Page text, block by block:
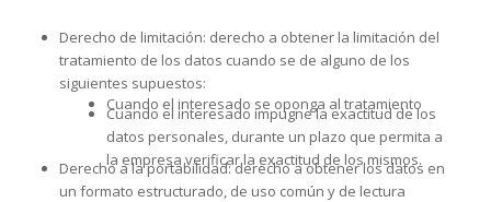
Cuando el interesado se oponga al tratamiento
Derecho de limitación: derecho a obtener la limitación del
tratamiento de los datos cuando se de alguno de los
siguientes supuestos:
Cuando el interesado impugne la exactitud de los
datos personales, durante un plazo que permita a
la empresa verificar la exactitud de los mismos.
Derecho a la portabilidad: derecho a obtener los datos en
un formato estructurado, de uso común y de lectura